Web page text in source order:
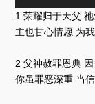
播
放
1 荣耀归于天父
主也甘心情愿 为
2 父神赦罪恩典
你虽罪恶深重 当